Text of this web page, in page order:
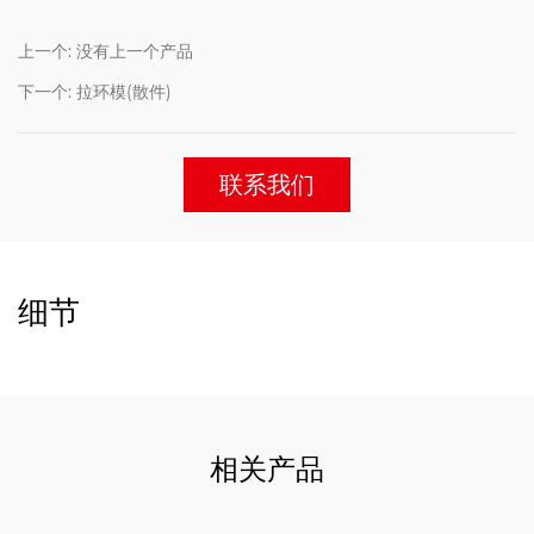
上一个: 没有上一个产品
下一个: 拉环模(散件)
联系我们
细节
相关产品